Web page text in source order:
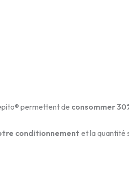
permettent de consommer
conditionnementet la quantité